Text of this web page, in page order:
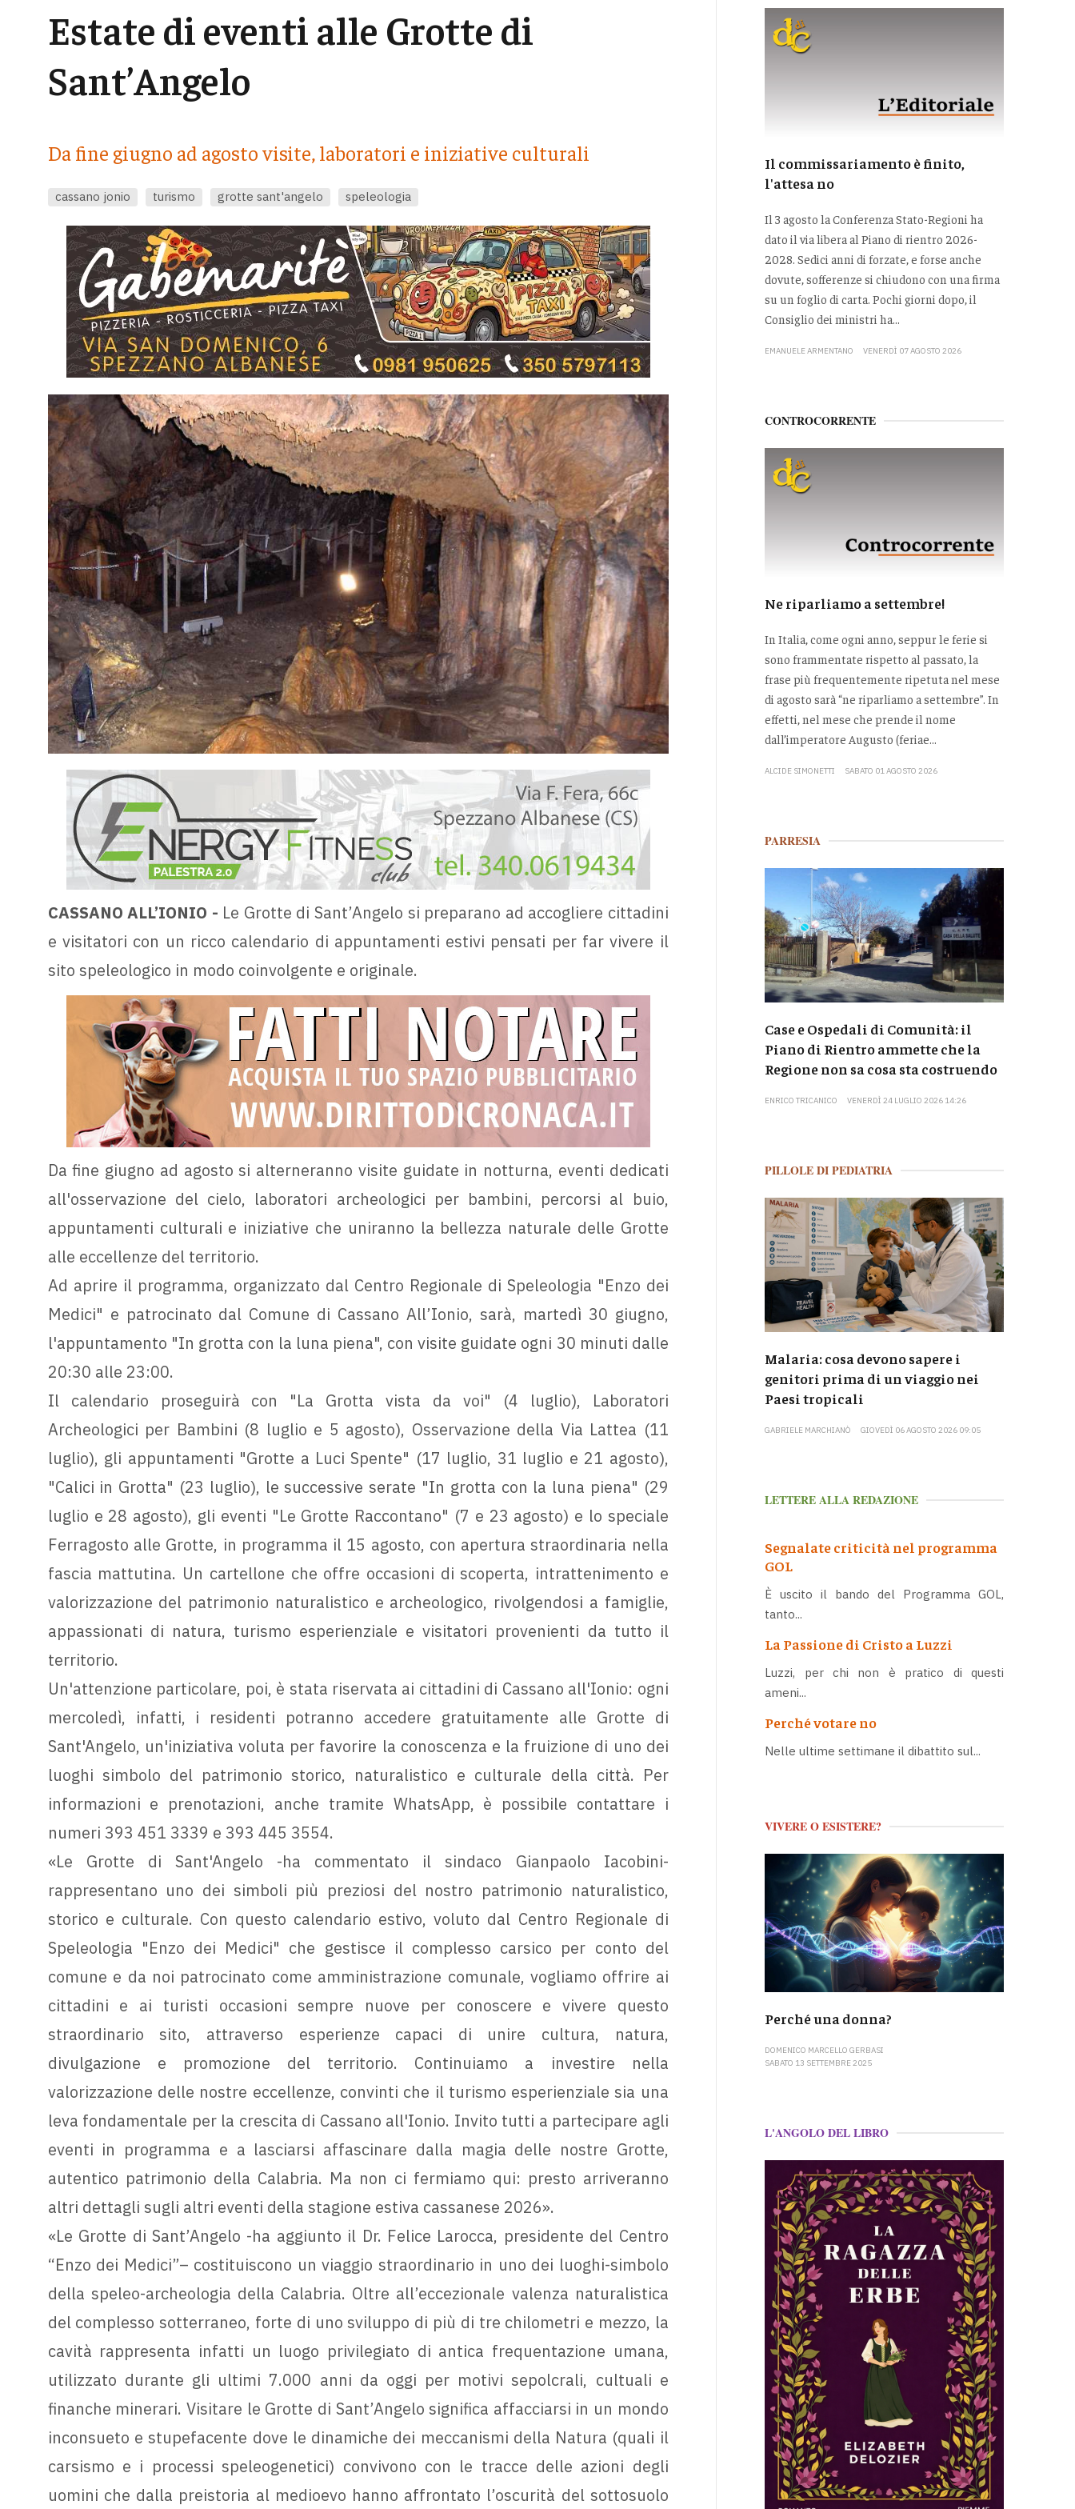
Estate di eventi alle Grotte di
Sant’Angelo
Da fine giugno ad agosto visite, laboratori e iniziative culturali
cassano jonio turismo grotte sant'angelo speleologia
CASSANO ALL’IONIO - Le Grotte di Sant’Angelo si preparano ad accogliere cittadini
e visitatori con un ricco calendario di appuntamenti estivi pensati per far vivere il
sito speleologico in modo coinvolgente e originale.
Da fine giugno ad agosto si alterneranno visite guidate in notturna, eventi dedicati
all'osservazione del cielo, laboratori archeologici per bambini, percorsi al buio,
appuntamenti culturali e iniziative che uniranno la bellezza naturale delle Grotte
alle eccellenze del territorio.
Ad aprire il programma, organizzato dal Centro Regionale di Speleologia "Enzo dei
Medici" e patrocinato dal Comune di Cassano All’Ionio, sarà, martedì 30 giugno,
l'appuntamento "In grotta con la luna piena", con visite guidate ogni 30 minuti dalle
20:30 alle 23:00.
Il calendario proseguirà con "La Grotta vista da voi" (4 luglio), Laboratori
Archeologici per Bambini (8 luglio e 5 agosto), Osservazione della Via Lattea (11
luglio), gli appuntamenti "Grotte a Luci Spente" (17 luglio, 31 luglio e 21 agosto),
"Calici in Grotta" (23 luglio), le successive serate "In grotta con la luna piena" (29
luglio e 28 agosto), gli eventi "Le Grotte Raccontano" (7 e 23 agosto) e lo speciale
Ferragosto alle Grotte, in programma il 15 agosto, con apertura straordinaria nella
fascia mattutina. Un cartellone che offre occasioni di scoperta, intrattenimento e
valorizzazione del patrimonio naturalistico e archeologico, rivolgendosi a famiglie,
appassionati di natura, turismo esperienziale e visitatori provenienti da tutto il
territorio.
Un'attenzione particolare, poi, è stata riservata ai cittadini di Cassano all'Ionio: ogni
mercoledì, infatti, i residenti potranno accedere gratuitamente alle Grotte di
Sant'Angelo, un'iniziativa voluta per favorire la conoscenza e la fruizione di uno dei
luoghi simbolo del patrimonio storico, naturalistico e culturale della città. Per
informazioni e prenotazioni, anche tramite WhatsApp, è possibile contattare i
numeri 393 451 3339 e 393 445 3554.
«Le Grotte di Sant'Angelo -ha commentato il sindaco Gianpaolo Iacobini-
rappresentano uno dei simboli più preziosi del nostro patrimonio naturalistico,
storico e culturale. Con questo calendario estivo, voluto dal Centro Regionale di
Speleologia "Enzo dei Medici" che gestisce il complesso carsico per conto del
comune e da noi patrocinato come amministrazione comunale, vogliamo offrire ai
cittadini e ai turisti occasioni sempre nuove per conoscere e vivere questo
straordinario sito, attraverso esperienze capaci di unire cultura, natura,
divulgazione e promozione del territorio. Continuiamo a investire nella
valorizzazione delle nostre eccellenze, convinti che il turismo esperienziale sia una
leva fondamentale per la crescita di Cassano all'Ionio. Invito tutti a partecipare agli
eventi in programma e a lasciarsi affascinare dalla magia delle nostre Grotte,
autentico patrimonio della Calabria. Ma non ci fermiamo qui: presto arriveranno
altri dettagli sugli altri eventi della stagione estiva cassanese 2026».
«Le Grotte di Sant’Angelo -ha aggiunto il Dr. Felice Larocca, presidente del Centro
“Enzo dei Medici”– costituiscono un viaggio straordinario in uno dei luoghi-simbolo
della speleo-archeologia della Calabria. Oltre all’eccezionale valenza naturalistica
del complesso sotterraneo, forte di uno sviluppo di più di tre chilometri e mezzo, la
cavità rappresenta infatti un luogo privilegiato di antica frequentazione umana,
utilizzato durante gli ultimi 7.000 anni da oggi per motivi sepolcrali, cultuali e
finanche minerari. Visitare le Grotte di Sant’Angelo significa affacciarsi in un mondo
inconsueto e stupefacente dove le dinamiche dei meccanismi della Natura (quali il
carsismo e i processi speleogenetici) convivono con le tracce delle azioni degli
uomini che dalla preistoria al medioevo hanno affrontato l’oscurità del sottosuolo
Il commissariamento è finito,
l'attesa no
Il 3 agosto la Conferenza Stato-Regioni ha
dato il via libera al Piano di rientro 2026-
2028. Sedici anni di forzate, e forse anche
dovute, sofferenze si chiudono con una firma
su un foglio di carta. Pochi giorni dopo, il
Consiglio dei ministri ha...
EMANUELE ARMENTANO VENERDÌ 07 AGOSTO 2026
CONTROCORRENTE
Ne riparliamo a settembre!
In Italia, come ogni anno, seppur le ferie si
sono frammentate rispetto al passato, la
frase più frequentemente ripetuta nel mese
di agosto sarà “ne riparliamo a settembre”. In
effetti, nel mese che prende il nome
dall’imperatore Augusto (feriae...
ALCIDE SIMONETTI SABATO 01 AGOSTO 2026
PARRESIA
Case e Ospedali di Comunità: il
Piano di Rientro ammette che la
Regione non sa cosa sta costruendo
ENRICO TRICANICO VENERDÌ 24 LUGLIO 2026 14:26
PILLOLE DI PEDIATRIA
Malaria: cosa devono sapere i
genitori prima di un viaggio nei
Paesi tropicali
GABRIELE MARCHIANÒ GIOVEDÌ 06 AGOSTO 2026 09:05
LETTERE ALLA REDAZIONE
Segnalate criticità nel programma
GOL
È uscito il bando del Programma GOL,
tanto...
La Passione di Cristo a Luzzi
Luzzi, per chi non è pratico di questi
ameni...
Perché votare no
Nelle ultime settimane il dibattito sul...
VIVERE O ESISTERE?
Perché una donna?
DOMENICO MARCELLO GERBASI
SABATO 13 SETTEMBRE 2025
L'ANGOLO DEL LIBRO